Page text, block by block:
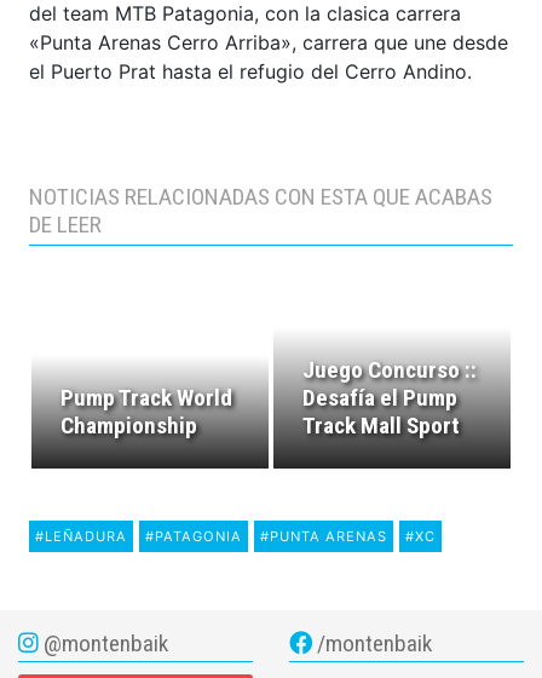
del team MTB Patagonia, con la clasica carrera
«Punta Arenas Cerro Arriba», carrera que une desde
el Puerto Prat hasta el refugio del Cerro Andino.
NOTICIAS RELACIONADAS CON ESTA QUE ACABAS
DE LEER
Pump Track World
Championship
Juego Concurso ::
Desafía el Pump
Track Mall Sport
#LEÑADURA #PATAGONIA #PUNTA ARENAS #XC
@montenbaik /montenbaik